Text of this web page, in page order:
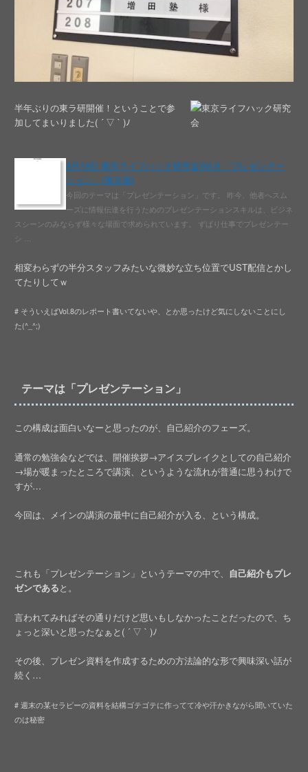
半年ぶりの東ラ研開催！ということで参
加してまいりました( ´ ▽ ` )ﾉ
8月19日 東京ライフハック研究会Vol.9 「プレゼンテー
ション」(東京都)
今回のテーマは「プレゼンテーション」です。 昨今、他者へスム
ーズに情報伝達を行うためのプレゼンテーションスキルは、ビジネ
スシーンのみならず様々な場面で求められています。 ずばり仕事でプレゼンテー
シ …
相変わらずの半分スタッフみたいな微妙な立ち位置でUST配信とかし
てたりしてｗ
# そういえばVol.8のレポート書いてないや、とか思ったけど気にしないことにし
た(^_^;)
テーマは「プレゼンテーション」
この構成は面白いなーと思ったのが、自己紹介のフェーズ。
通常の勉強会などでは、開催挨拶→アイスブレイクとしての自己紹介
→場が暖まったところで講演、というような流れが普通に思うわけで
すが…
今回は、メインの講演の最中に自己紹介が入る、という構成。
これも「プレゼンテーション」というテーマの中で、 自己紹介もプレ
ゼンであると。
言われてみればその通りだけど思いもしなかったことだったので、ち
ょっと深いと思ったなぁと( ´ ▽ ` )ﾉ
その後、プレゼン資料を作成するための方法論的な形で興味深い話が
続く…
# 週末の某セラピーの資料を結構ゴテゴテに作ってて冷や汗かきながら聞いていた
のは秘密